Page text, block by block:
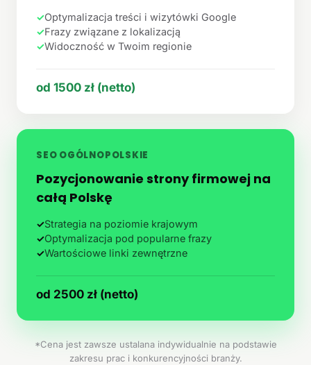
✓Optymalizacja treści i wizytówki Google
✓Frazy związane z lokalizacją
✓Widoczność w Twoim regionie
od 1500 zł (netto)
SEO OGÓLNOPOLSKIE
Pozycjonowanie strony firmowej na
całą Polskę
✓Strategia na poziomie krajowym
✓Optymalizacja pod popularne frazy
✓Wartościowe linki zewnętrzne
od 2500 zł (netto)
*Cena jest zawsze ustalana indywidualnie na podstawie
zakresu prac i konkurencyjności branży.